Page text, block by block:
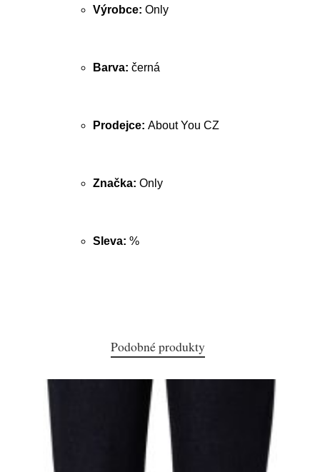
Výrobce: Only
Barva: černá
Prodejce: About You CZ
Značka: Only
Sleva: %
Podobné produkty